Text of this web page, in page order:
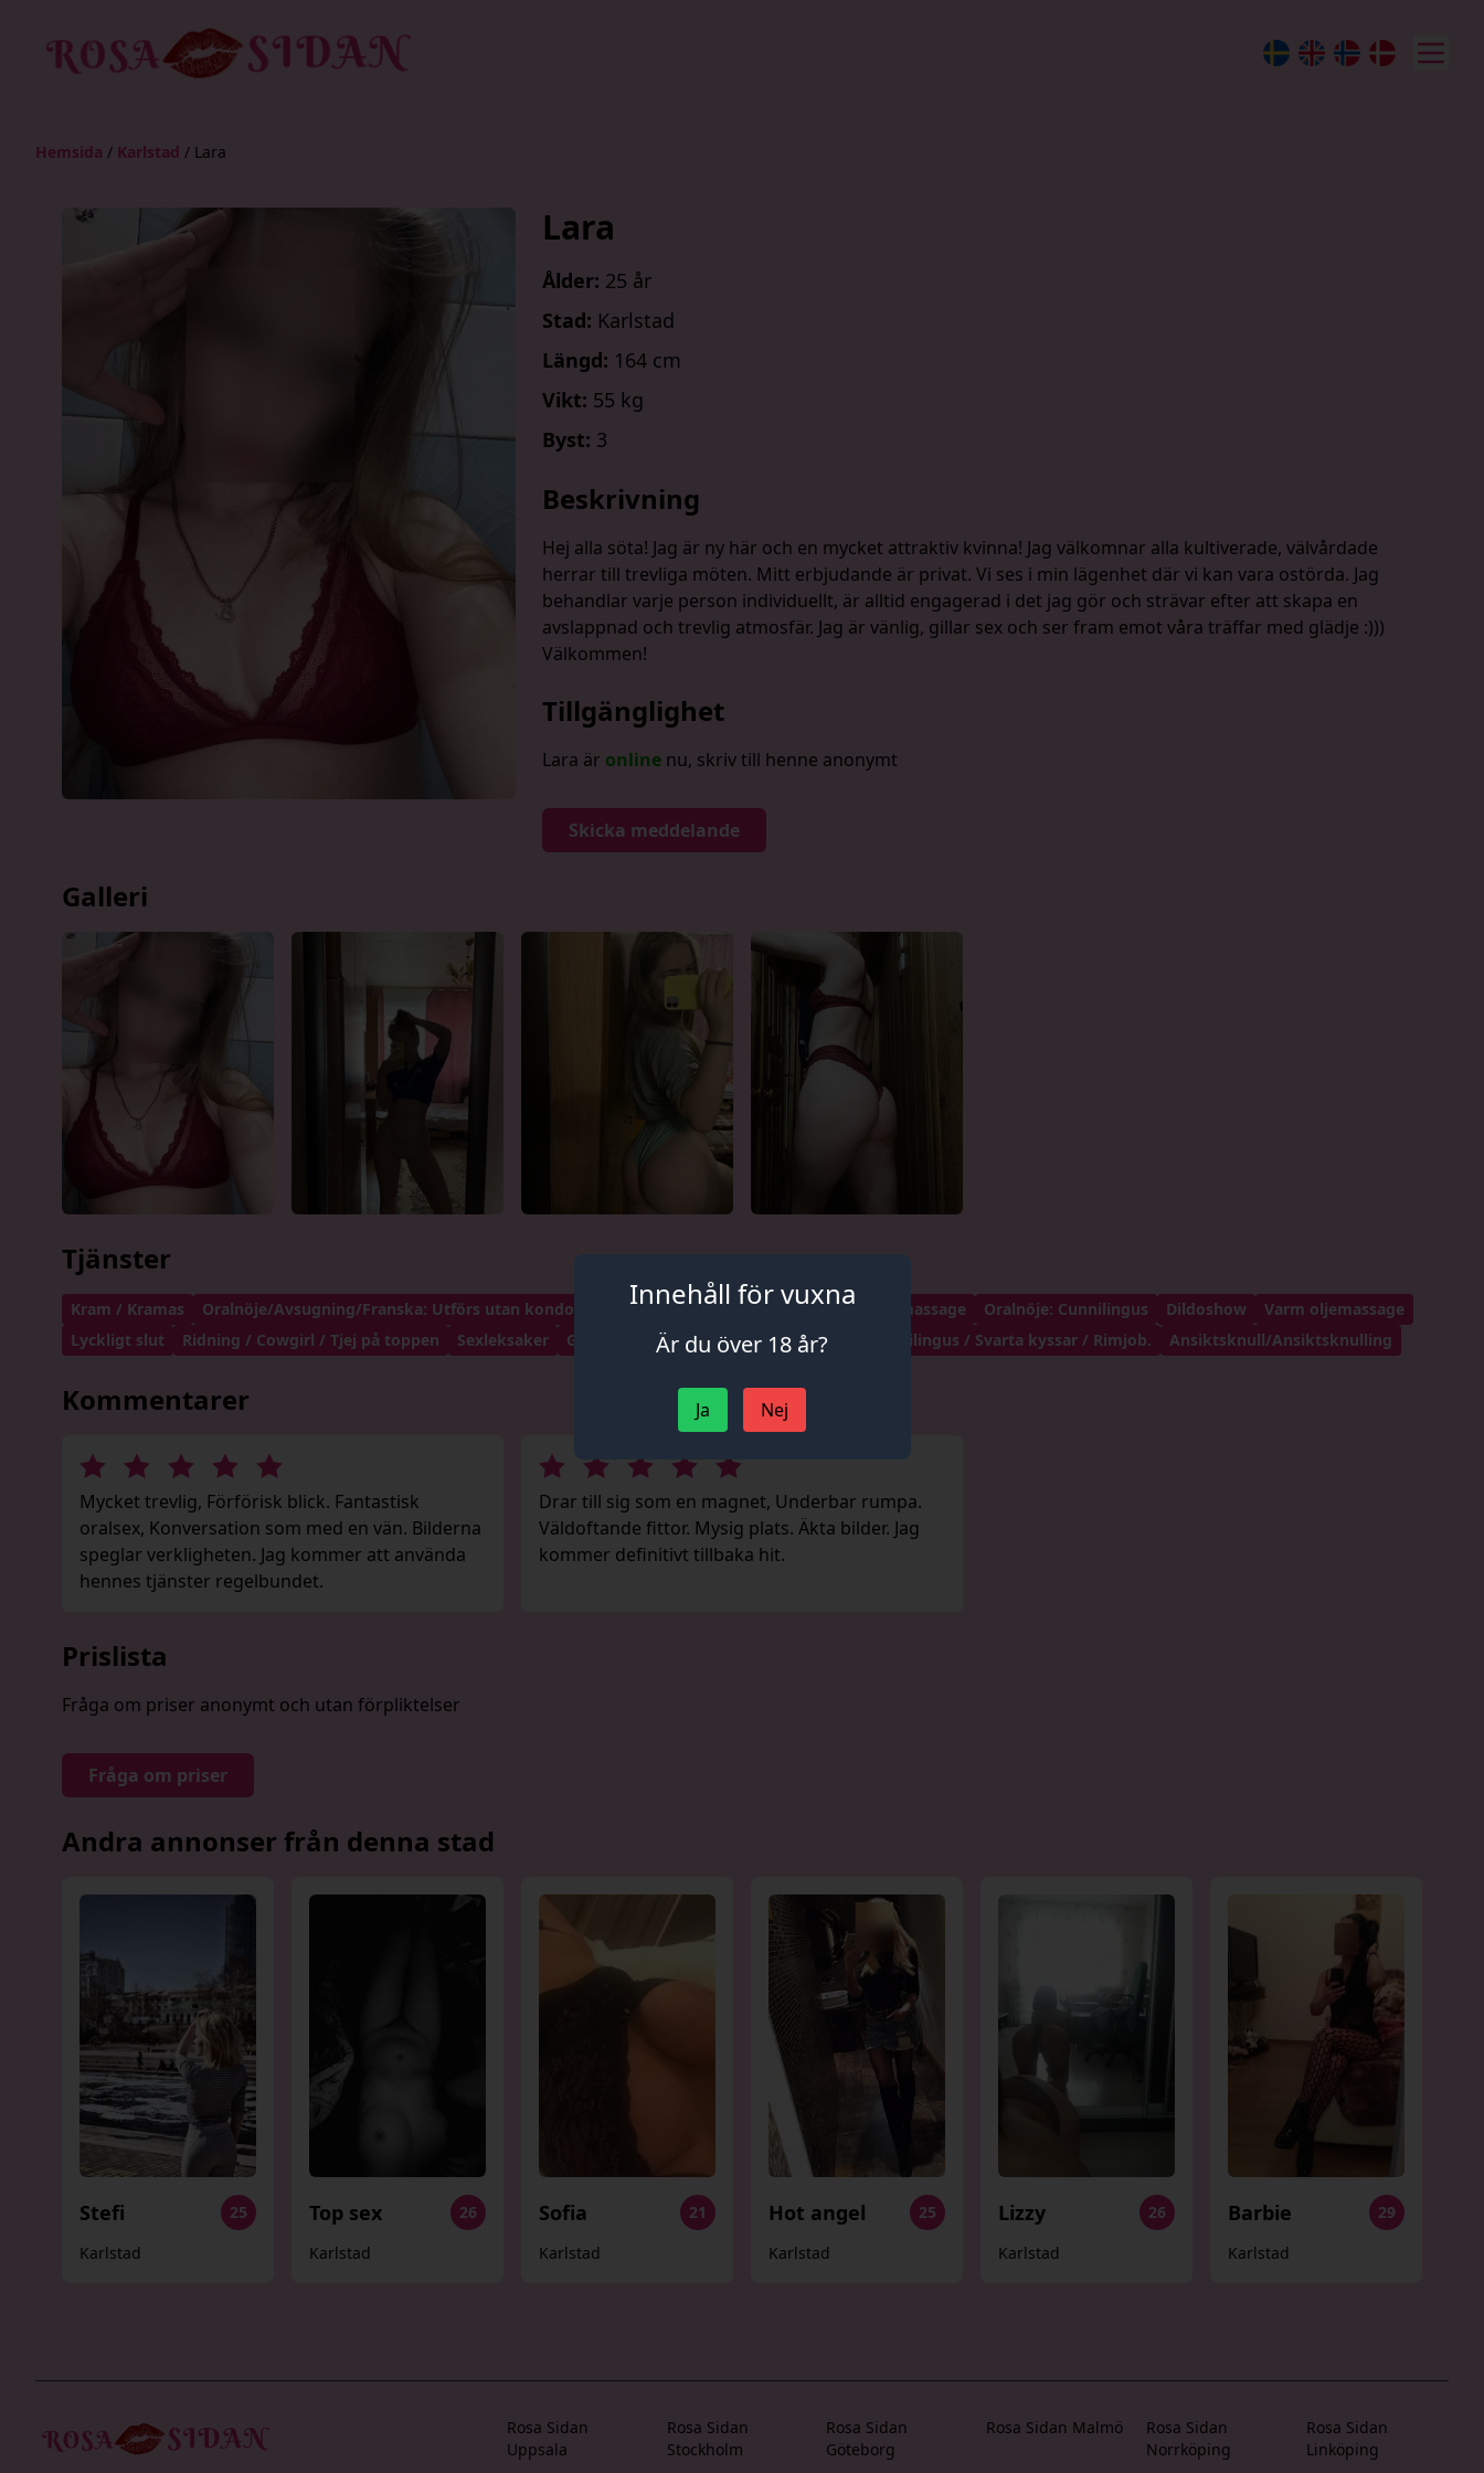
Hemsida / Karlstad / Lara
Lara
Ålder: 25 år
Stad: Karlstad
Längd: 164 cm
Vikt: 55 kg
Byst: 3
Beskrivning
Hej alla söta! Jag är ny här och en mycket attraktiv kvinna! Jag välkomnar alla kultiverade, välvårdade
herrar till trevliga möten. Mitt erbjudande är privat. Vi ses i min lägenhet där vi kan vara ostörda. Jag
behandlar varje person individuellt, är alltid engagerad i det jag gör och strävar efter att skapa en
avslappnad och trevlig atmosfär. Jag är vänlig, gillar sex och ser fram emot våra träffar med glädje :)))
Välkommen!
Tillgänglighet
Lara är onlinenu, skriv till henne anonymt
Skicka meddelande
Galleri
Tjänster
Kram / Kramas Oralnöje/Avsugning/Franska: Utförs utan kondom (OWO) Svenska / Handjobb Prostatamassage Oralnöje: Cunnilingus Dildoshow
Varm oljemassage
Lyckligt slut
Ridning / Cowgirl / Tjej på toppen Sexleksaker Gyllene duschar Striptease Lap-dans Anilingus / Svarta kyssar / Rimjob. Ansiktsknull/Ansiktsknulling
Kommentarer
Mycket trevlig, Förförisk blick. Fantastisk
oralsex, Konversation som med en vän. Bilderna
speglar verkligheten. Jag kommer att använda
hennes tjänster regelbundet.
Drar till sig som en magnet, Underbar rumpa.
Väldoftande fittor. Mysig plats. Äkta bilder. Jag
kommer definitivt tillbaka hit.
Prislista
Fråga om priser anonymt och utan förpliktelser
Fråga om priser
Andra annonser från denna stad
Stefi
25
Karlstad
Top sex
26
Karlstad
Sofia
21
Karlstad
Hot angel
25
Karlstad
Lizzy
26
Karlstad
Barbie
29
Karlstad
Innehåll för vuxna
Är du över 18 år?
Ja Nej
Rosa Sidan
Uppsala
Rosa Sidan
Stockholm
Rosa Sidan
Göteborg
Rosa Sidan Malmö
Rosa Sidan
Norrköping
Rosa Sidan
Linköping